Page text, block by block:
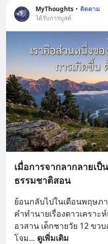
MyThoughts • ติดตาม
ได้รับการบูสต์
เมื่อการจากลากลายเป็
ธรรมชาติสอน
ย้อนกลับไปในเดือนพฤษภ
คำทำนายเรื่องดาวเคราะ
อวสาน เด็กชายวัย 12 ขว
โจม... ดูเพิ่มเติม